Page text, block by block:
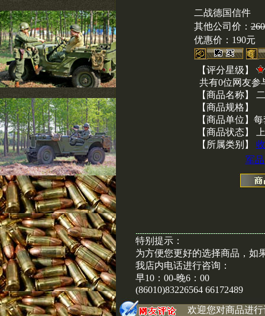
二战德国信件
其他公司价：
优惠价： 190元
【评分星级】
共有0位网友参
【商品名称】
【商品规格】
【商品单位】
【商品状态】
【所属类别】
军
特别提示：
为方便您更好的选择商品，如
我店内电话进行咨询：
早10：00-晚6：00
(86010)83226564 66172489
欢迎您对商品进